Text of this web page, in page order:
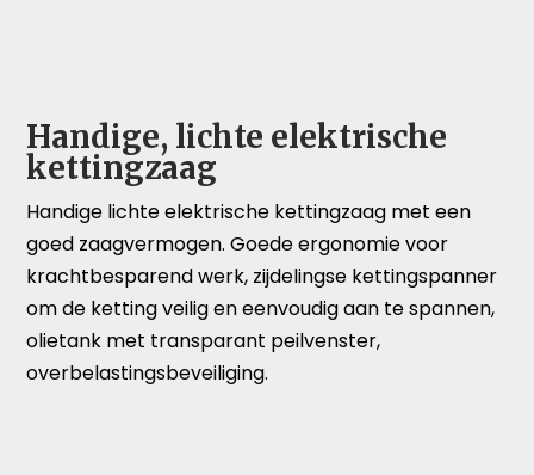
Handige, lichte elektrische
kettingzaag
Handige lichte elektrische kettingzaag met een
goed zaagvermogen. Goede ergonomie voor
krachtbesparend werk, zijdelingse kettingspanner
om de ketting veilig en eenvoudig aan te spannen,
olietank met transparant peilvenster,
overbelastingsbeveiliging.